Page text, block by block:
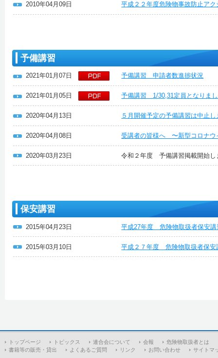
2010年04月09日 平成２２年度危険物事故防止ア
予備講習
2021年01月07日 予備講習 申請者数進捗状況
2021年01月05日 予備講習 1/30,31定員となりま
2020年04月13日 ５月開催予定の予備講習は中止し
2020年04月08日 受講者の皆様へ 〜新型コロナウ
2020年03月23日 令和２年度 予備講習掲載開始
保安講習
2015年04月23日 平成27年度 危険物取扱者保安
2015年03月10日 平成２７年度 危険物取扱者保安
トップページ トピックス 連合会について 会報
危険物取扱者とは
書籍等の販売・貸出
よくあるご質問 リンク お問い合わせ サイトマ